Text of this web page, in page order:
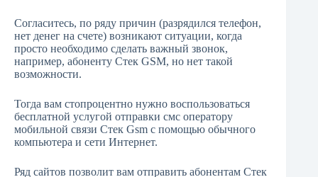
Согласитесь, по ряду причин (разрядился телефон,
нет денег на счете) возникают ситуации, когда
просто необходимо сделать важный звонок,
например, абоненту Стек GSM, но нет такой
возможности.
Тогда вам стопроцентно нужно воспользоваться
бесплатной услугой отправки смс оператору
мобильной связи Стек Gsm с помощью обычного
компьютера и сети Интернет.
Ряд сайтов позволит вам отправить абонентам Стек